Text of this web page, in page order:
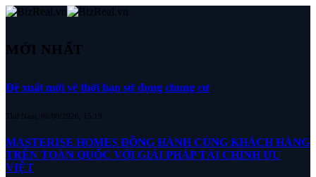
MỚI NHẤT
Đề xuất mới về thời hạn sử dụng chung cư
Thứ Năm, 06/08/2026, 15:19
MASTERISE HOMES ĐỒNG HÀNH CÙNG KHÁCH HÀNG
TRÊN TOÀN QUỐC VỚI GIẢI PHÁP TÀI CHÍNH ƯU
VIỆT